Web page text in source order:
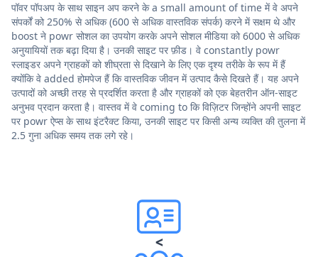
पॉवर पॉपअप के साथ साइन अप करने के a small amount of time में वे अपने
संपर्कों को 250% से अधिक (600 से अधिक वास्तविक संपर्क) करने में सक्षम थे और
boost ने powr सोशल का उपयोग करके अपने सोशल मीडिया को 6000 से अधिक
अनुयायियों तक बढ़ा दिया है। उनकी साइट पर फ़ीड। वे constantly powr
स्लाइडर अपने ग्राहकों को शीघ्रता से दिखाने के लिए एक दृश्य तरीके के रूप में हैं
क्योंकि वे added होमपेज हैं कि वास्तविक जीवन में उत्पाद कैसे दिखते हैं। यह अपने
उत्पादों को अच्छी तरह से प्रदर्शित करता है और ग्राहकों को एक बेहतरीन ऑन-साइट
अनुभव प्रदान करता है। वास्तव में वे coming to कि विज़िटर जिन्होंने अपनी साइट
पर powr ऐप्स के साथ इंटरैक्ट किया, उनकी साइट पर किसी अन्य व्यक्ति की तुलना में
2.5 गुना अधिक समय तक लगे रहे।
<